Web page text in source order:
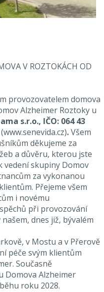
V ROZTOKÁCH OD
provozovatelem domova
Alzheimer Roztoky u
s.r.o., IČO: 064 43
(www.senevida.cz).Všem
děkujeme za
a důvěru, kterou jste
vedení skupiny Domov
za vykonanou
Přejeme všem
i novému
při provozování
dnes již, bývalém
v Mostu a v Přerově
péče svým klientům
Současně
Domova Alzheimer
roku 2028.